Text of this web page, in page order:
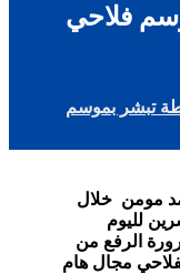
فلاحي
تبشر بموسم
مومن خلال
لليوم
الرفع من
مجال هام